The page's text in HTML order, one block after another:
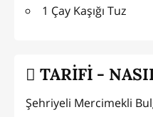
1 Çay Kaşığı Tuz
TARİFİ -
Şehriyeli Mercimekli